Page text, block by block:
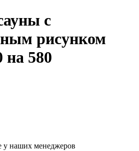
с
рисунком
на 580
у наших менеджеров